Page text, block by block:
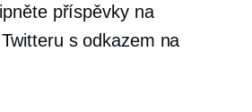
příspěvky na
s odkazem na